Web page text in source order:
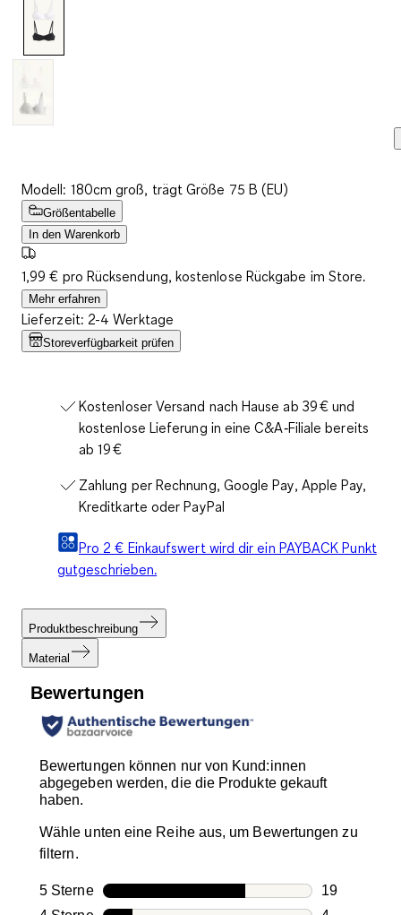
Modell: 180cm groß, trägt Größe 75 B (EU)
Größentabelle
In den Warenkorb
1,99 € pro Rücksendung, kostenlose Rückgabe im Store.
Mehr erfahren
Lieferzeit: 2-4 Werktage
Storeverfügbarkeit prüfen
Kostenloser Versand nach Hause ab 39 € und
kostenlose Lieferung in eine C&A‑Filiale bereits
ab 19 €
Zahlung per Rechnung, Google Pay, Apple Pay,
Kreditkarte oder PayPal
Pro 2 € Einkaufswert wird dir ein PAYBACK Punkt
gutgeschrieben.
Produktbeschreibung
Material
Bewertungen
Bewertungen können nur von Kund:innen
abgegeben werden, die die Produkte gekauft
haben.
Wähle unten eine Reihe aus, um Bewertungen zu
filtern.
5 SterneSterne
19